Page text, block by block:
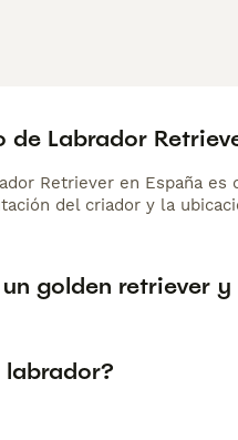
Labrador
Retriever en España
del criador y la
golden retriever
labrador?